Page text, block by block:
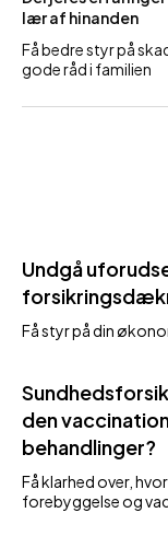
lær af hinanden
Få bedre styr på
gode råd i familien
Undgå
Få styr på din
den
behandlinger?
Få klarhed over,
forebyggelse og